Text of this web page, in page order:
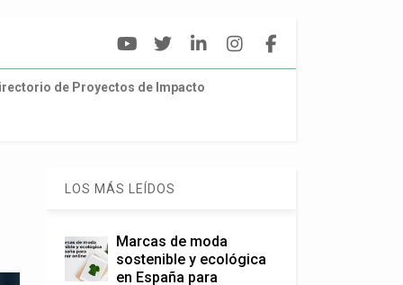
de Proyectos de Impacto
LOS MÁS LEÍDOS
Marcas de moda
sostenible y ecológica
en España para